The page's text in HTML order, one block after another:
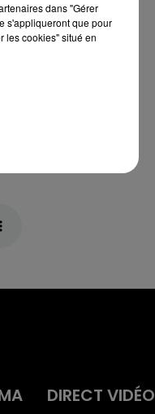
DIRECT VIDÉO
dans "Gérer
s'appliqueront que pour
les cookies" situé en